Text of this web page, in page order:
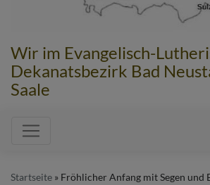
Wir im Evangelisch-
Dekanatsbezirk Bad
Saale
Hauptnavigation
Startseite
Fröhlicher Anfang mit Segen und